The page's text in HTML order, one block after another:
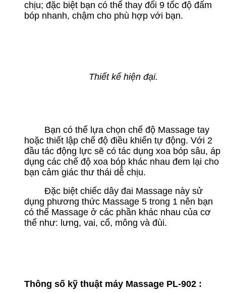
chịu; đặc biệt bạn có thể thay đổi 9 tốc độ đấm
bóp nhanh, chậm cho phù hợp với bạn.
Thiết kế hiện đại.
Bạn có thể lựa chọn chế độ Massage tay
hoặc thiết lập chế độ điều khiển tự động. Với 2
đầu tác động lực sẽ có tác dụng xoa bóp sâu, áp
dụng các chế độ xoa bóp khác nhau đem lại cho
bạn cảm giác thư thái dễ chịu.
Đặc biệt chiếc dây đai Massage này sử
dụng phương thức Massage 5 trong 1 nên bạn
có thể Massage ở các phần khác nhau của cơ
thể như: lưng, vai, cổ, mông và đùi.
Thông số kỹ thuật máy Massage PL-902 :